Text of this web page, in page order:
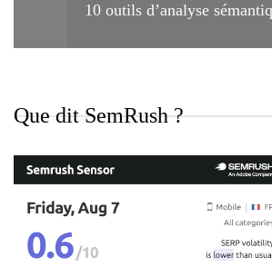
10 outils d’analyse
Que dit SemRush ?